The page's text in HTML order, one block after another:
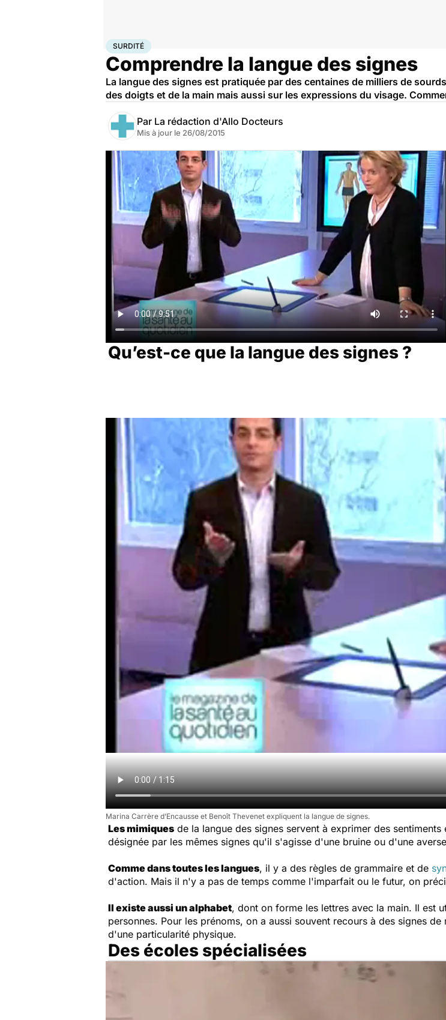
AccueilSantéMaladies
SURDITÉ
Comprendre la langue des signes
La langue des signes est pratiquée par des centaines de milliers de
des doigts et de la main mais aussi sur les expressions du visage.
Par La rédaction d'Allo Docteurs
Mis à jour le 26/08/2015
Qu’est-ce que la langue des signes ?
Marina Carrère d’Encausse et Benoît Thevenet expliquent la langue de signes.
Les mimiques de la langue des signes servent à exprimer des
désignée par les mêmes signes qu'il s'agisse d'une bruine ou d'une
Comme dans toutes les langues, il y a des règles de grammaire et de
d'action. Mais il n'y a pas de temps comme l'imparfait ou le futur, on
Il existe aussi un alphabet, dont on forme les lettres avec la main. Il est
personnes. Pour les prénoms, on a aussi souvent recours à des signes
d'une particularité physique.
Des écoles spécialisées